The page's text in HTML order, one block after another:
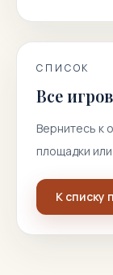
СПИСОК
Все
Вернитесь к
площадки
К списку